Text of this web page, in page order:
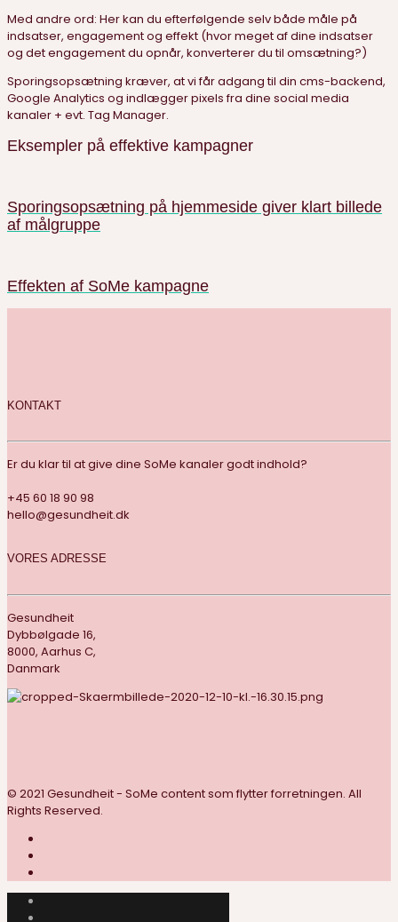
Med andre ord: Her kan du efterfølgende selv både måle på
indsatser, engagement og effekt (hvor meget af dine indsatser
og det engagement du opnår, konverterer du til omsætning?)
Sporingsopsætning kræver, at vi får adgang til din cms-backend,
Google Analytics og indlægger pixels fra dine social media
kanaler + evt. Tag Manager.
Eksempler på effektive kampagner
Sporingsopsætning på hjemmeside giver klart billede
af målgruppe
Effekten af SoMe kampagne
KONTAKT
Er du klar til at give dine SoMe kanaler godt indhold?
+45 60 18 90 98
hello@gesundheit.dk
VORES ADRESSE
Gesundheit
Dybbølgade 16,
8000, Aarhus C,
Danmark
© 2021 Gesundheit - SoMe content som flytter forretningen. All
Rights Reserved.